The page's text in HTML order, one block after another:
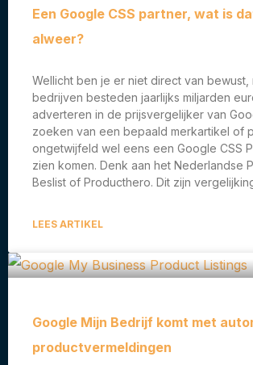
Een Google CSS partner, wat is
alweer?
Wellicht ben je er niet direct van bewust,
bedrijven besteden jaarlijks miljarden
adverteren in de prijsvergelijker van
zoeken van een bepaald merkartikel of
ongetwijfeld wel eens een Google CSS
zien komen. Denk aan het Nederlandse
Beslist of Producthero. Dit zijn
LEES ARTIKEL
Google Mijn Bedrijf komt met
productvermeldingen